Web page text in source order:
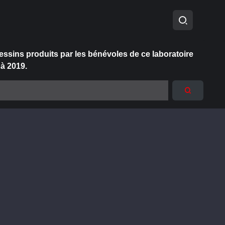
produits par les bénévoles de ce laboratoire
2019.